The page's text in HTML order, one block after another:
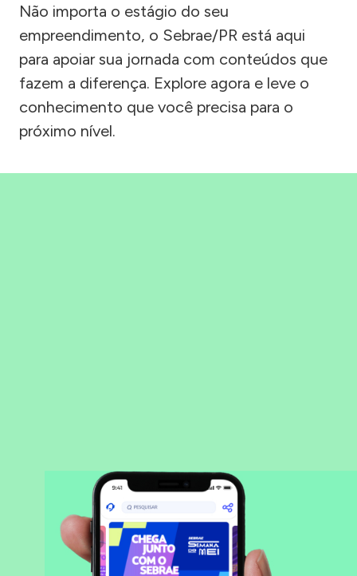
Não importa o estágio do seu
empreendimento, o Sebrae/PR está aqui
para apoiar sua jornada com conteúdos que
fazem a diferença. Explore agora e leve o
conhecimento que você precisa para o
próximo nível.